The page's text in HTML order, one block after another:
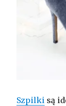
Szpilki są